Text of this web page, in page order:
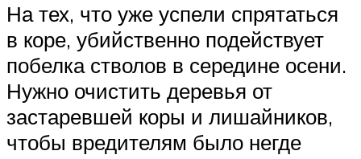
На тех, что уже успели спрятаться
в коре, убийственно подействует
побелка стволов в середине осени.
Нужно очистить деревья от
застаревшей коры и лишайников,
чтобы вредителям было негде